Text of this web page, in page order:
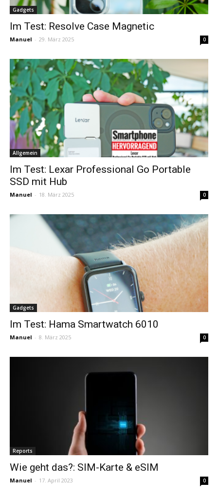
Gadgets
Im Test: Resolve Case Magnetic
Manuel - 29. März 2025 0
Allgemein
Im Test: Lexar Professional Go Portable
SSD mit Hub
Manuel - 18. März 2025 0
Gadgets
Im Test: Hama Smartwatch 6010
Manuel - 8. März 2025 0
Reports
Wie geht das?: SIM-Karte & eSIM
Manuel - 17. April 2023 0